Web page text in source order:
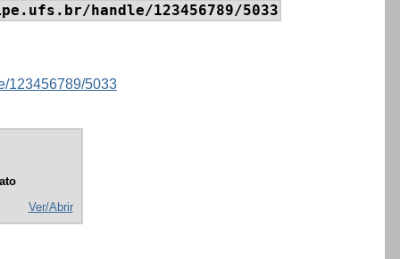
handle/123456789/5033
123456789/5033
Ver/Abrir